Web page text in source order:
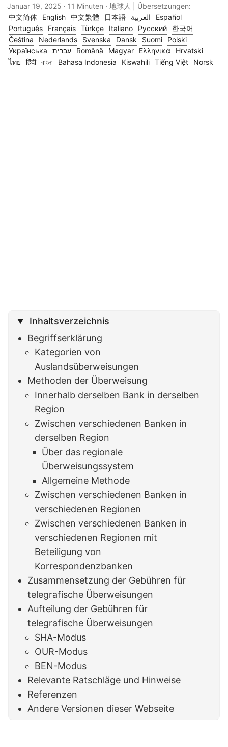
Januar 19, 2025 · 11 Minuten · 地球人 | Übersetzungen:
中文简体
English 中文繁體 日本語 العربية
Español
Português
Français Türkçe Italiano Русский
한국어
Čeština
Nederlands Svenska Dansk Suomi
Polski
Українська
עברית Română Magyar Ελληνικά
Hrvatski
ไทย
हिंदी বাংলা Bahasa Indonesia Kiswahili Tiếng Việt Norsk
Inhaltsverzeichnis
Begriffserklärung
Kategorien von
Auslandsüberweisungen
Methoden der Überweisung
Innerhalb derselben Bank in derselben
Region
Zwischen verschiedenen Banken in
derselben Region
Über das regionale
Überweisungssystem
Allgemeine Methode
Zwischen verschiedenen Banken in
verschiedenen Regionen
Zwischen verschiedenen Banken in
verschiedenen Regionen mit
Beteiligung von
Korrespondenzbanken
Zusammensetzung der Gebühren für
telegrafische Überweisungen
Aufteilung der Gebühren für
telegrafische Überweisungen
SHA-Modus
OUR-Modus
BEN-Modus
Relevante Ratschläge und Hinweise
Referenzen
Andere Versionen dieser Webseite